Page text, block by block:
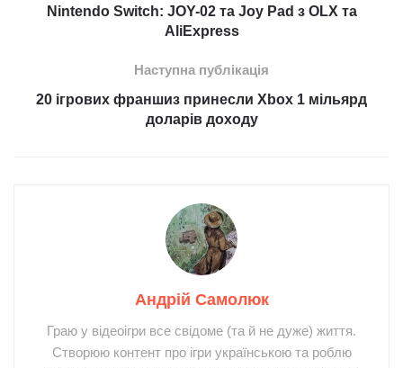
Nintendo Switch: JOY-02 та Joy Pad з OLX та
AliExpress
Наступна публікація
20 ігрових франшиз принесли Xbox 1 мільярд
доларів доходу
Андрій Самолюк
Граю у відеоігри все свідоме (та й не дуже) життя.
Створюю контент про ігри українською та роблю